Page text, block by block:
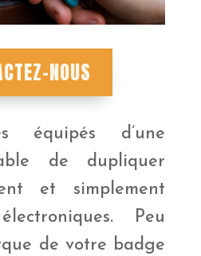
NOUS
équipés d’une
de dupliquer
et simplement
Peu
de votre badge